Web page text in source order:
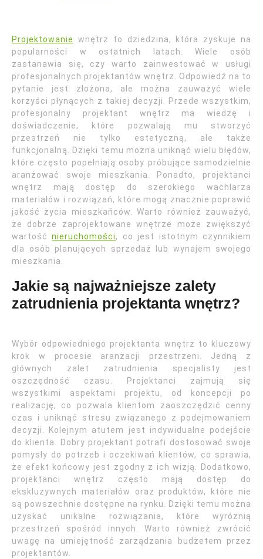
Projektowanie
wnętrz to dziedzina, która zyskuje na
popularności w ostatnich latach. Wiele osób
zastanawia się, czy warto zainwestować w usługi
profesjonalnych projektantów wnętrz. Odpowiedź na to
pytanie jest złożona, ale można zauważyć wiele
korzyści płynących z takiej decyzji. Przede wszystkim,
profesjonalny projektant wnętrz ma wiedzę i
doświadczenie, które pozwalają mu stworzyć
przestrzeń nie tylko estetyczną, ale także
funkcjonalną. Dzięki temu można uniknąć wielu błędów,
które często popełniają osoby próbujące samodzielnie
aranżować swoje mieszkania. Ponadto, projektanci
wnętrz mają dostęp do szerokiego wachlarza
materiałów i rozwiązań, które mogą znacznie poprawić
jakość życia mieszkańców. Warto również zauważyć,
że dobrze zaprojektowane wnętrze może zwiększyć
wartośćnieruchomości, co jest istotnym czynnikiem
dla osób planujących sprzedaż lub wynajem swojego
mieszkania.
Jakie są najważniejsze zalety
zatrudnienia projektanta wnętrz?
Wybór odpowiedniego projektanta wnętrz to kluczowy
krok w procesie aranżacji przestrzeni. Jedną z
głównych zalet zatrudnienia specjalisty jest
oszczędność czasu. Projektanci zajmują się
wszystkimi aspektami projektu, od koncepcji po
realizację, co pozwala klientom zaoszczędzić cenny
czas i uniknąć stresu związanego z podejmowaniem
decyzji. Kolejnym atutem jest indywidualne podejście
do klienta. Dobry projektant potrafi dostosować swoje
pomysły do potrzeb i oczekiwań klientów, co sprawia,
że efekt końcowy jest zgodny z ich wizją. Dodatkowo,
projektanci wnętrz często mają dostęp do
ekskluzywnych materiałów oraz produktów, które nie
są powszechnie dostępne na rynku. Dzięki temu można
uzyskać unikalne rozwiązania, które wyróżnią
przestrzeń spośród innych. Warto również zwrócić
uwagę na umiejętność zarządzania budżetem przez
projektantów.